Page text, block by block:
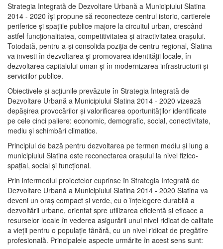
Strategia Integrată de Dezvoltare Urbană a Municipiului Slatina
2014 - 2020 își propune să reconecteze centrul istoric, cartierele
periferice şi spaţiile publice majore la circuitul urban, crescând
astfel funcţionalitatea, competitivitatea şi atractivitatea oraşului.
Totodată, pentru a-şi consolida poziţia de centru regional, Slatina
va investi în dezvoltarea şi promovarea identităţii locale, în
dezvoltarea capitalului uman şi în modernizarea infrastructurii şi
serviciilor publice.
Obiectivele şi acţiunile prevăzute în Strategia Integrată de
Dezvoltare Urbană a Municipiului Slatina 2014 - 2020 vizează
depășirea provocărilor şi valorificarea oportunităţilor identificate
pe cele cinci paliere: economic, demografic, social, conectivitate,
mediu şi schimbări climatice.
Principiul de bază pentru dezvoltarea pe termen mediu şi lung a
municipiului Slatina este reconectarea oraşului la nivel fizico-
spaţial, social şi funcţional.
Prin intermediul proiectelor cuprinse în Strategia Integrată de
Dezvoltare Urbană a Municipiului Slatina 2014 - 2020 Slatina va
deveni un oraş compact şi verde, cu o înţelegere durabilă a
dezvoltării urbane, orientat spre utilizarea eficientă şi eficace a
resurselor locale în vederea asigurării unui nivel ridicat de calitate
a vieţii pentru o populaţie tânără, cu un nivel ridicat de pregătire
profesională. Principalele aspecte urmărite în acest sens sunt: